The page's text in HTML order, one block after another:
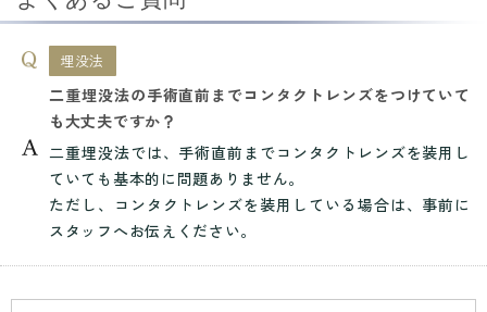
埋没法
二重埋没法の手術直前までコンタクトレンズをつけていて
も大丈夫ですか？
二重埋没法では、手術直前までコンタクトレンズを装用し
ていても基本的に問題ありません。
ただし、コンタクトレンズを装用している場合は、事前に
スタッフへお伝えください。